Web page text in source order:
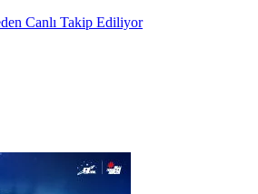
Canlı Takip Ediliyor